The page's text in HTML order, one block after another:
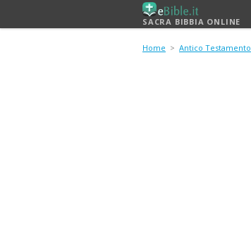
SACRA BIBBIA ONLINE
Home > Antico Testamento